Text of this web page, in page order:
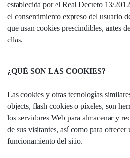
establecida por el Real Decreto 13/
el consentimiento expreso del usuario
que usan cookies prescindibles, antes
ellas.
¿QUÉ SON LAS COOKIES?
Las cookies y otras tecnologías
objects, flash cookies o píxeles, son
los servidores Web para almacenar y
de sus visitantes, así como para ofrecer
funcionamiento del sitio.